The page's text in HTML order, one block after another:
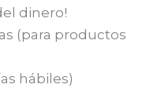
dinero!
(para productos
hábiles)